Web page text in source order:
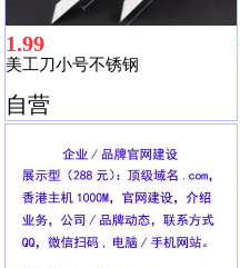
1.99
美工刀小号不锈钢
自营